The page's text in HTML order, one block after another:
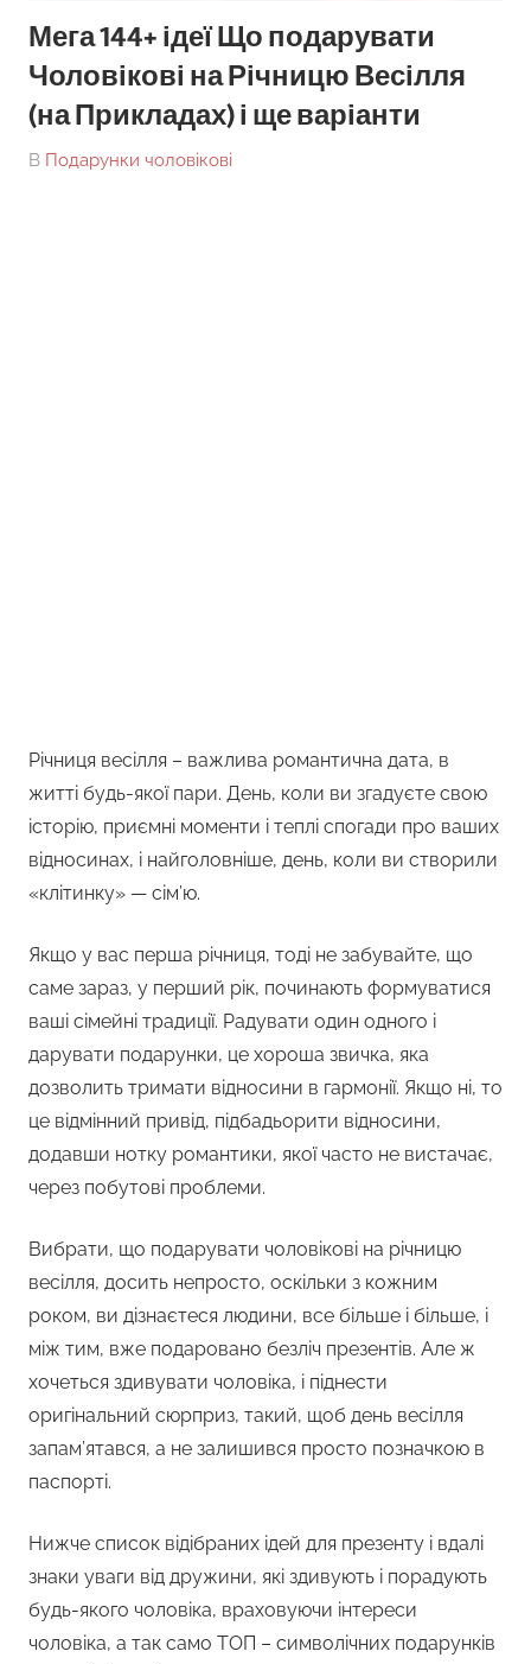
Мега 144+ ідеї Що подарувати
Чоловікові на Річницю Весілля
(на Прикладах) і ще варіанти
On
By
В Подарунки чоловікові
Річниця весілля – важлива романтична дата, в
житті будь-якої пари. День, коли ви згадуєте свою
історію, приємні моменти і теплі спогади про ваших
відносинах, і найголовніше, день, коли ви створили
«клітинку» — сім’ю.
Якщо у вас перша річниця, тоді не забувайте, що
саме зараз, у перший рік, починають формуватися
ваші сімейні традиції. Радувати один одного і
дарувати подарунки, це хороша звичка, яка
дозволить тримати відносини в гармонії. Якщо ні, то
це відмінний привід, підбадьорити відносини,
додавши нотку романтики, якої часто не вистачає,
через побутові проблеми.
Вибрати, що подарувати чоловікові на річницю
весілля, досить непросто, оскільки з кожним
роком, ви дізнаєтеся людини, все більше і більше, і
між тим, вже подаровано безліч презентів. Але ж
хочеться здивувати чоловіка, і піднести
оригінальний сюрприз, такий, щоб день весілля
запам’ятався, а не залишився просто позначкою в
паспорті.
Нижче список відібраних ідей для презенту і вдалі
знаки уваги від дружини, які здивують і порадують
будь-якого чоловіка, враховуючи інтереси
чоловіка, а так само ТОП – символічних подарунків